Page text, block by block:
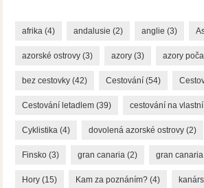
afrika (4) andalusie (2) anglie (3)
azorské ostrovy (3) azory (3) azory
bez cestovky (42) Cestování (54)
Cestování letadlem (39) cestování na
Cyklistika (4) dovolená azorské ostrovy (2)
Finsko (3) gran canaria (2) gran
Hory (15) Kam za poznáním? (4)